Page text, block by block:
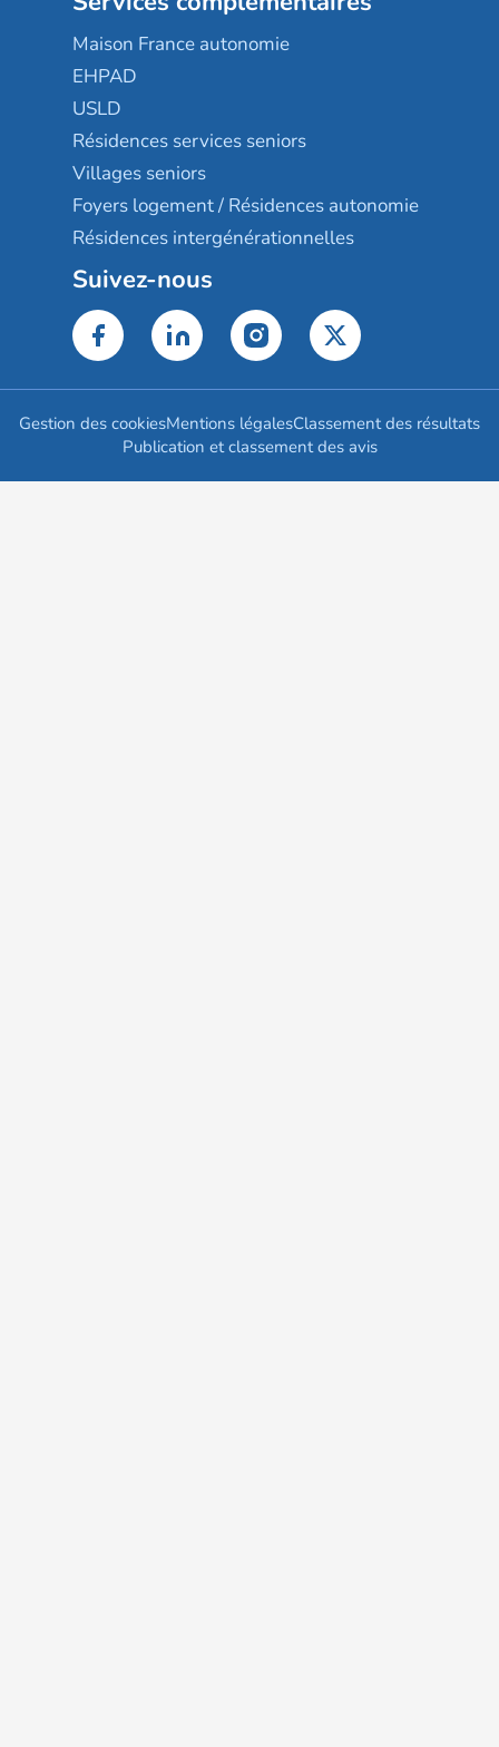
Maison France autonomie
EHPAD
USLD
Résidences services seniors
Villages seniors
Foyers logement / Résidences autonomie
Résidences intergénérationnelles
Suivez-nous
Gestion des cookiesMentions légalesClassement des résultats
Publication et classement des avis